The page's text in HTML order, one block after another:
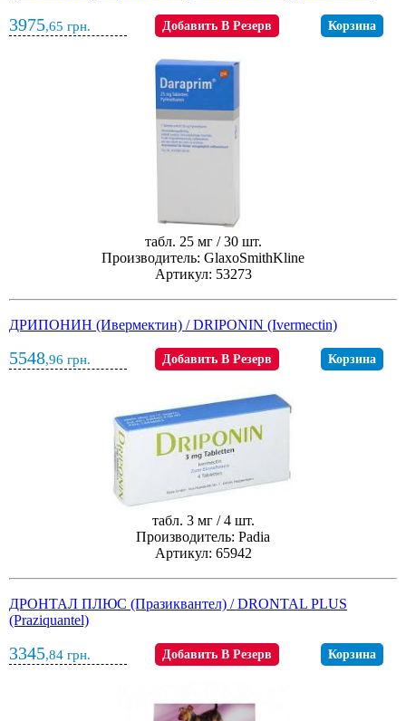
3975,65 грн. Добавить В Резерв Корзина
табл. 25 мг / 30 шт.
Производитель: GlaxoSmithKline
Артикул: 53273
ДРИПОНИН (Ивермектин) / DRIPONIN (Ivermectin)
5548,96 грн. Добавить В Резерв Корзина
табл. 3 мг / 4 шт.
Производитель: Padia
Артикул: 65942
ДРОНТАЛ ПЛЮС (Празиквантел) / DRONTAL PLUS
(Praziquantel)
3345,84 грн. Добавить В Резерв Корзина